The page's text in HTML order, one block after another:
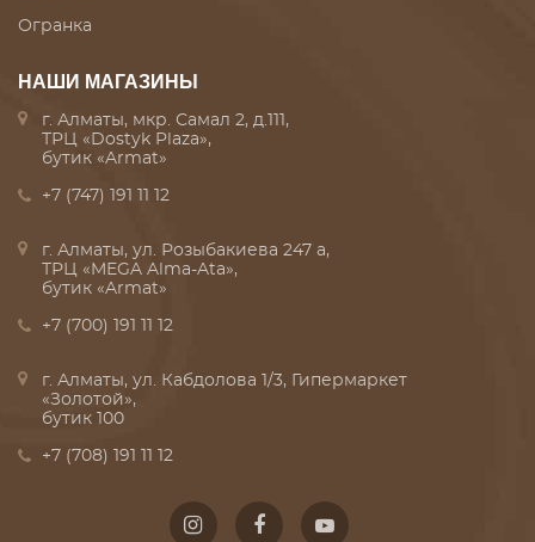
Огранка
НАШИ МАГАЗИНЫ
г. Алматы, мкр. Самал 2, д.111,
ТРЦ «Dostyk Plaza»,
бутик «Armat»
+7 (747) 191 11 12
г. Алматы, ул. Розыбакиева 247 а,
ТРЦ «MEGA Alma-Ata»,
бутик «Armat»
+7 (700) 191 11 12
г. Алматы, ул. Кабдолова 1/3, Гипермаркет
«Золотой»,
бутик 100
+7 (708) 191 11 12